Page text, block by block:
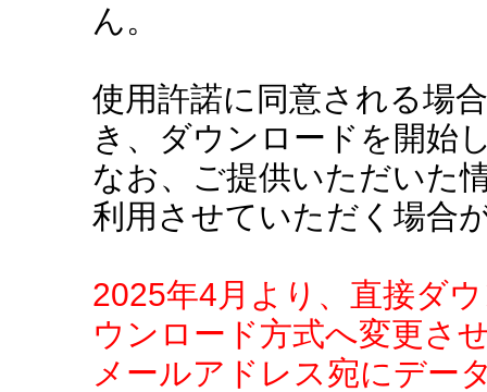
ん。
使用許諾に同意される場
き、ダウンロードを開始
なお、ご提供いただいた
利用させていただく場合
2025年4月より、直接ダ
ウンロード方式へ変更さ
メールアドレス宛にデー